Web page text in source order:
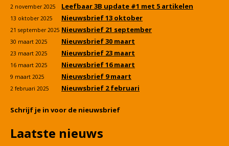
2 november 2025 Leefbaar 3B update #1 met 5 artikelen
13 oktober 2025 Nieuwsbrief 13 oktober
21 september 2025 Nieuwsbrief 21 september
30 maart 2025 Nieuwsbrief 30 maart
23 maart 2025 Nieuwsbrief 23 maart
16 maart 2025 Nieuwsbrief 16 maart
9 maart 2025 Nieuwsbrief 9 maart
2 februari 2025 Nieuwsbrief 2 februari
Schrijf je in voor de nieuwsbrief
Laatste nieuws